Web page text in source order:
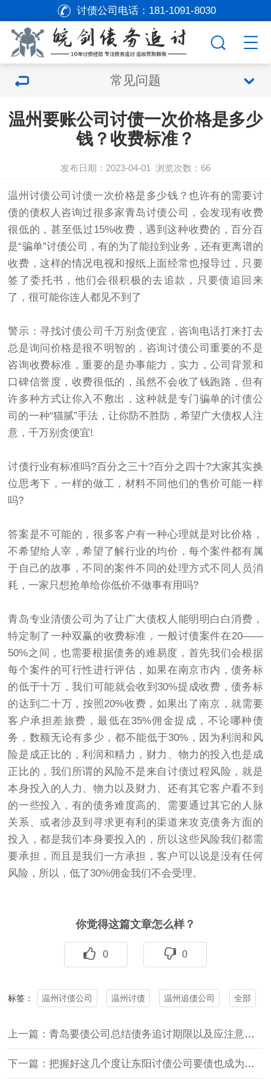
讨债公司电话： 181-1091-8030
常见问题
温州要账公司讨债一次价格是多少
钱？收费标准？
发布日期：2023-04-01 浏览次数： 66
温州 讨债公司 讨债一次价格是多少钱？也许有的需要讨
债的债权人咨询过很多家青岛讨债公司 ，会发现有收费
很低的，甚至低过15%收费，遇到这种收费的，百分百
是“骗单”讨债公司，有的为了能拉到业务，还有更离谱的
收费，这样的情况电视和报纸上面经常也报导过，只要
签了委托书，他们会很积极的去追款，只要债追回来
了，很可能你连人都见不到了
警示：寻找讨债公司千万别贪便宜，咨询电话打来打去
总是询问价格是很不明智的，咨询讨债公司重要的不是
咨询收费标准，重要的是办事能力，实力，公司背景和
口碑信誉度，收费很低的，虽然不会收了钱跑路，但有
许多种方式让你入不敷出，这种就是专门骗单的讨债公
司的一种“猫腻”手法，让你防不胜防，希望广大债权人注
意，千万别贪便宜!
讨债行业有标准吗?百分之三十?百分之四十?大家其实换
位思考下，一样的做工，材料不同他们的售价可能一样
吗?
答案是不可能的，很多客户有一种心理就是对比价格，
不希望给人宰，希望了解行业的均价，每个案件都有属
于自己的故事，不同的案件不同的处理方式不同人员消
耗，一家只想抢单给你低价不做事有用吗?
青岛专业清债公司为了让广大债权人能明明白白消费，
特定制了一种双赢的收费标准，一般讨债案件在20——
50%之间，也需要根据债务的难易度，首先我们会根据
每个案件的可行性进行评估，如果在南京市内，债务标
的低于十万，我们可能就会收到30%提成收费，债务标
的达到二十万，按照20%收费，如果出了南京，就需要
客户承担差旅费，最低在35%佣金提成，不论哪种债
务，数额无论有多少，都不能低于30%，因为利润和风
险是成正比的，利润和精力，财力、物力的投入也是成
正比的，我们所谓的风险不是来自讨债过程风险，就是
本身投入的人力、物力以及财力、还有其它客户看不到
的一些投入，有的债务难度高的、需要通过其它的人脉
关系、或者涉及到寻求更有利的渠道来攻克债务方面的
投入，都是我们本身要投入的，所以这些风险我们都需
要承担，而且是我们一方承担，客户可以说是没有任何
风险，所以，低了30%佣金我们不会受理。
你觉得这篇文章怎么样？
0 0
标签： 温州讨债公司 温州讨债 温州追债公司 全部
上一篇：青岛要债公司总结债务追讨期限以及应注意的问题有哪些
下一篇：把握好这几个度让东阳讨债公司要债也成为一门艺术